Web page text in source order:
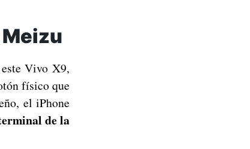
Vivo X9,
físico que
el iPhone
de la